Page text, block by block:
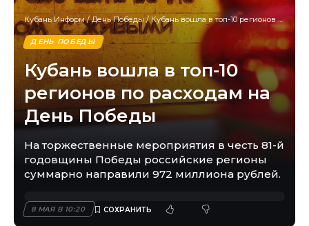
Кубань Информ/День Победы/Кубань вошла в топ-10 регионов по расходам на День Победы
ДЕНЬ ПОБЕДЫ
Кубань вошла в топ-10
регионов по расходам на
День Победы
На торжественные мероприятия в честь 81-й
годовщины Победы российские регионы
суммарно направили 972 миллиона рублей.
8 МАЯ В 10:20